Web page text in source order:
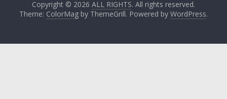
Copyright © 2026 ALL RIGHTS. All rights reserved.
Theme: ColorMagby ThemeGrill. Powered by WordPress.